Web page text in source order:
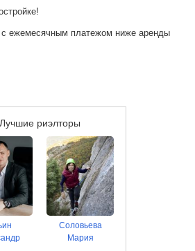
с ежемесячным платежом ниже аренды
Лучшие риэлторы
Соловьева
Мария